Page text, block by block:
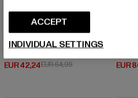
883POLICE
EUR 42,24
Huidige prijs: EUR 42,24
EUR 64,99Actieprijs: EUR 64,99
EUR
ACCEPT
INDIVIDUAL SETTINGS